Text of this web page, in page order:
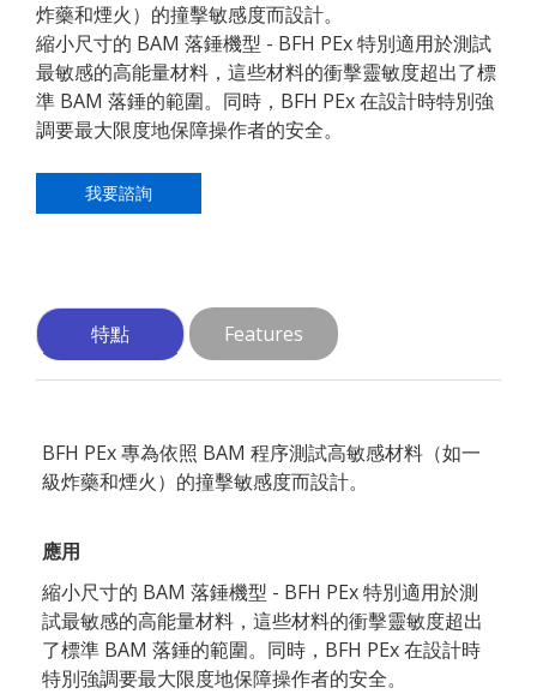
炸藥和煙火）的撞擊敏感度而設計。
縮小尺寸的 BAM 落錘機型 - BFH PEx 特別適用於測試
最敏感的高能量材料，這些材料的衝擊靈敏度超出了標
準 BAM 落錘的範圍。同時，BFH PEx 在設計時特別強
調要最大限度地保障操作者的安全。
我要諮詢
特點 Features
BFH PEx 專為依照 BAM 程序測試高敏感材料（如一
級炸藥和煙火）的撞擊敏感度而設計。
應用
縮小尺寸的 BAM 落錘機型 - BFH PEx 特別適用於測
試最敏感的高能量材料，這些材料的衝擊靈敏度超出
了標準 BAM 落錘的範圍。同時，BFH PEx 在設計時
特別強調要最大限度地保障操作者的安全。